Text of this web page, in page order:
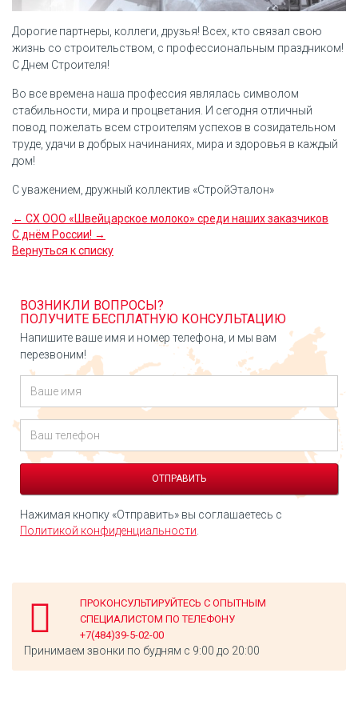
Дорогие партнеры, коллеги, друзья! Всех, кто связал свою
жизнь со строительством, с профессиональным праздником!
С Днем Строителя!
Во все времена наша профессия являлась символом
стабильности, мира и процветания. И сегодня отличный
повод, пожелать всем строителям успехов в созидательном
труде, удачи в добрых начинаниях, мира и здоровья в каждый
дом!
С уважением, дружный коллектив «СтройЭталон»
← СХ ООО «Швейцарское молоко» среди наших заказчиков
С днём России! →
Вернуться к списку
ВОЗНИКЛИ ВОПРОСЫ?
ПОЛУЧИТЕ БЕСПЛАТНУЮ КОНСУЛЬТАЦИЮ
Напишите ваше имя и номер телефона, и мы вам
перезвоним!
Нажимая кнопку «Отправить» вы соглашаетесь с
Политикой конфиденциальности
ПРОКОНСУЛЬТИРУЙТЕСЬ С ОПЫТНЫМ
СПЕЦИАЛИСТОМ ПО ТЕЛЕФОНУ
+7(484)39-5-02-00
Принимаем звонки по будням с 9:00 до 20:00